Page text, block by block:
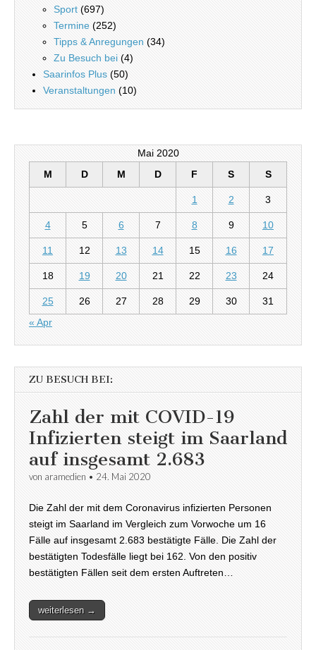
Sport (697)
Termine (252)
Tipps & Anregungen (34)
Zu Besuch bei (4)
Saarinfos Plus (50)
Veranstaltungen (10)
Mai 2020
M
D M D F S S
1 2 3
4 5 6 7 8 9 10
11 12 13 14 15 16 17
18 19 20 21 22 23 24
25 26 27 28 29 30
31
« Apr
ZU BESUCH BEI:
Zahl der mit COVID-19
Infizierten steigt im Saarland
auf insgesamt 2.683
von aramedien • 24. Mai 2020
Die Zahl der mit dem Coronavirus infizierten Personen
steigt im Saarland im Vergleich zum Vorwoche um 16
Fälle auf insgesamt 2.683 bestätigte Fälle. Die Zahl der
bestätigten Todesfälle liegt bei 162. Von den positiv
bestätigten Fällen seit dem ersten Auftreten…
weiterlesen →